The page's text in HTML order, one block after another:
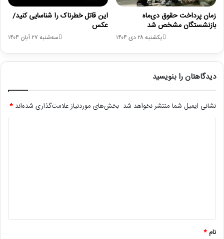
این قاتل خطرناک را شناسایی کنید/
عکس
سه‌شنبه ۲۷ آبان ۱۴۰۴
زمان پرداخت حقوق دی‌ماه
بازنشستگان مشخص شد
یکشنبه ۲۸ دی ۱۴۰۴
دیدگاهتان را بنویسید
نشانی ایمیل شما منتشر نخواهد شد. بخش‌های موردنیاز علامت‌گذاری شده‌اند *
نام*